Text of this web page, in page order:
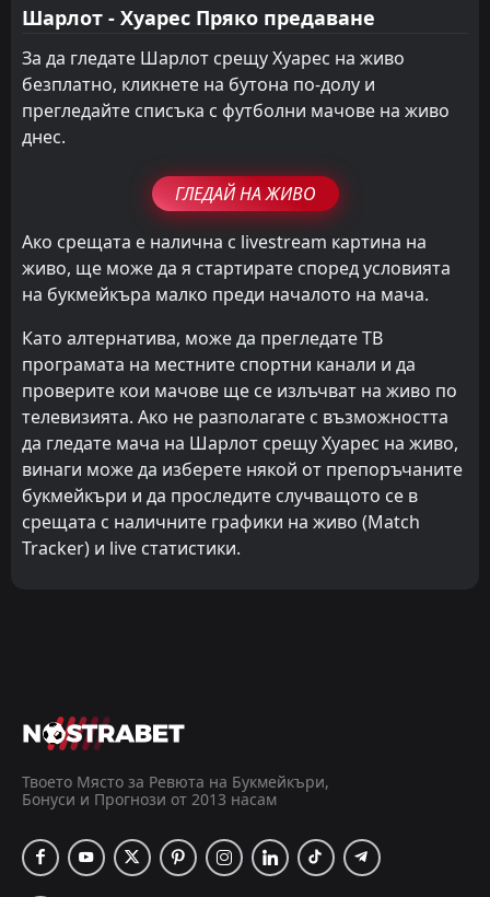
Шарлот - Хуарес Пряко предаване
За да гледате Шарлот срещу Хуарес на живо
безплатно, кликнете на бутона по-долу и
прегледайте списъка с футболни мачове на живо
днес.
ГЛЕДАЙ НА ЖИВО
Ако срещата е налична с livestream картина на
живо, ще може да я стартирате според условията
на букмейкъра малко преди началото на мача.
Като алтернатива, може да прегледате ТВ
програмата на местните спортни канали и да
проверите кои мачове ще се излъчват на живо по
телевизията. Ако не разполагате с възможността
да гледате мача на Шарлот срещу Хуарес на живо,
винаги може да изберете някой от препоръчаните
букмейкъри и да проследите случващото се в
срещата с наличните графики на живо (Match
Tracker) и live статистики.
Твоето Място за Ревюта на Букмейкъри,
Бонуси и Прогнози от 2013 насам